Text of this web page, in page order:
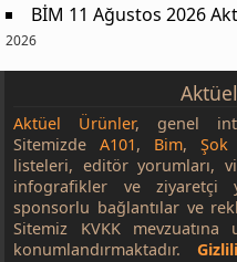
BİM 11 Ağustos 2026
2026
Aktüel Ürünler, genel
SitemizdeA101, Bim, Şok
listeleri, editör yorumları,
infografikler ve ziyaretçi
sponsorlu bağlantılar ve
Sitemiz KVKK
konumlandırmaktadır.